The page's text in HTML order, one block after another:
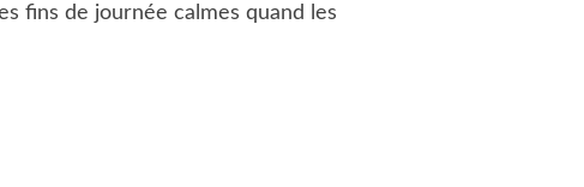
fins de journée calmes quand les